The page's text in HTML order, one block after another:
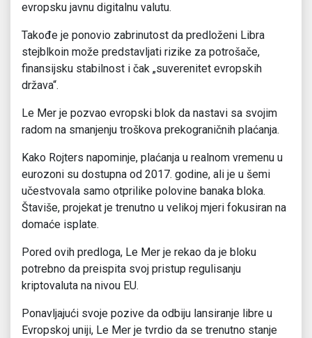
evropsku javnu digitalnu valutu.
Takođe je ponovio zabrinutost da predloženi Libra
stejblkoin može predstavljati rizike za potrošače,
finansijsku stabilnost i čak „suverenitet evropskih
država“.
Le Mer je pozvao evropski blok da nastavi sa svojim
radom na smanjenju troškova prekograničnih plaćanja.
Kako Rojters napominje, plaćanja u realnom vremenu u
eurozoni su dostupna od 2017. godine, ali je u šemi
učestvovala samo otprilike polovine banaka bloka.
Štaviše, projekat je trenutno u velikoj mjeri fokusiran na
domaće isplate.
Pored ovih predloga, Le Mer je rekao da je bloku
potrebno da preispita svoj pristup regulisanju
kriptovaluta na nivou EU.
Ponavljajući svoje pozive da odbiju lansiranje libre u
Evropskoj uniji, Le Mer je tvrdio da se trenutno stanje